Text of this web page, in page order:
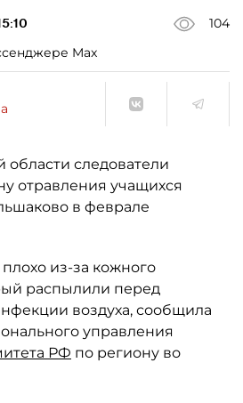
104
Max
области следователи
отравления учащихся
в феврале
из-за кожного
распылили перед
воздуха, сообщила
управления
РФ по региону во